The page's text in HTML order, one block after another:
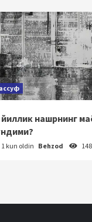
йиллик нашрнинг
1 kun oldin Behzod 148